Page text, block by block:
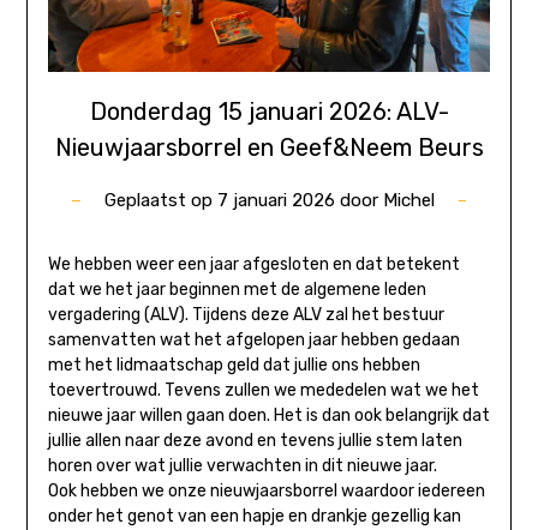
Donderdag 15 januari 2026: ALV-
Nieuwjaarsborrel en Geef&Neem Beurs
Geplaatst op 7 januari 2026 door Michel
We hebben weer een jaar afgesloten en dat betekent
dat we het jaar beginnen met de algemene leden
vergadering (ALV). Tijdens deze ALV zal het bestuur
samenvatten wat het afgelopen jaar hebben gedaan
met het lidmaatschap geld dat jullie ons hebben
toevertrouwd. Tevens zullen we mededelen wat we het
nieuwe jaar willen gaan doen. Het is dan ook belangrijk dat
jullie allen naar deze avond en tevens jullie stem laten
horen over wat jullie verwachten in dit nieuwe jaar.
Ook hebben we onze nieuwjaarsborrel waardoor iedereen
onder het genot van een hapje en drankje gezellig kan